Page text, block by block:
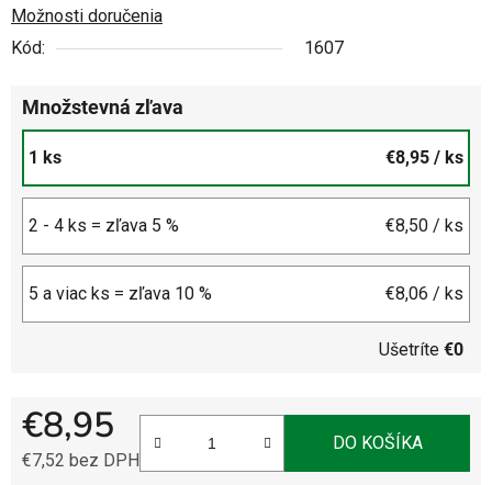
Možnosti doručenia
Kód:
1607
Množstevná zľava
1 ks €8,95 / ks
2 - 4 ks = zľava 5 % €8,50 / ks
5 a viac ks = zľava 10 % €8,06 / ks
Ušetríte €0
€8,95
€7,52 bez DPH
DO KOŠÍKA